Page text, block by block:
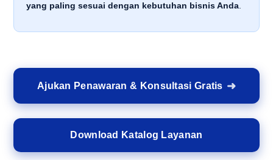
yang paling sesuai dengan kebutuhan bisnis Anda.
Ajukan Penawaran & Konsultasi Gratis
Download Katalog Layanan